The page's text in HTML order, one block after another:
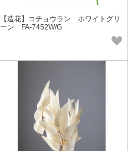
【造花】コチョウラン ホワイトグリ
ーン FA-7452W/G